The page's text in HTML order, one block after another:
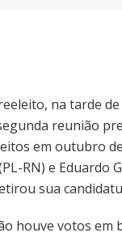
na tarde
reunião
em outubro
RN) e Eduardo
sua
houve votos